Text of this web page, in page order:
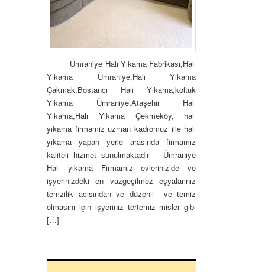
Ümraniye Halı Yıkama Fabrikası,Halı
Yıkama Ümraniye,Halı Yıkama
Çakmak,Bostancı Halı Yıkama,koltuk
Yıkama Ümraniye,Ataşehir Halı
Yıkama,Halı Yıkama Çekmeköy, halı
yıkama firmamiz uzman kadromuz ille halı
yıkama yapan yerle arasında firmamız
kaliteli hizmet sunulmaktadır Ümraniye
Halı yıkama Firmamız evleriniz’de ve
işyerinizdeki en vazgeçilmez eşyalarınız
temzilik acısından ve düzenli ve temiz
olmasını için işyeriniz tertemiz misler gibi
[…]